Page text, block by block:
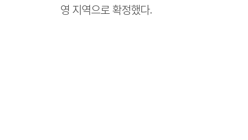
영 지역으로 확정했다.